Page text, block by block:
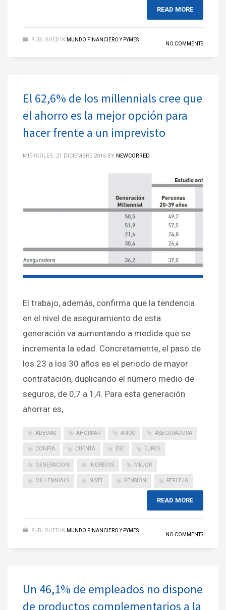
READ MORE
PUBLISHED IN MUNDO FINANCIERO Y PYMES
NO COMMENTS
El 62,6% de los millennials cree que
el ahorro es la mejor opción para
hacer frente a un imprevisto
MIÉRCOLES, 21 DICIEMBRE 2016 BY NEWCORRED
El trabajo, además, confirma que la tendencia
en el nivel de aseguramiento de esta
generación va aumentando a medida que se
incrementa la edad. Concretamente, el paso de
los 23 a los 30 años es el periodo de mayor
contratación, duplicando el número medio de
seguros, de 0,7 a 1,4. Para esta generación
ahorrar es,
ADEMAS AHORRAR ANOS ASEGURADORA
CONFIA CUENTA ESE EUROS
GENERACION INGRESOS MEJOR
MILLENNIALS NIVEL PENSION REFLEJA
READ MORE
PUBLISHED IN MUNDO FINANCIERO Y PYMES
NO COMMENTS
Un 46,1% de empleados no dispone
de productos complementarios a la